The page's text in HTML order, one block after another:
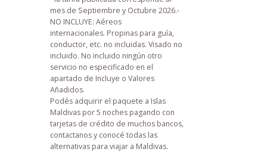
mes de Septiembre y Octubre 2026.-
NO INCLUYE: Aéreos
internacionales. Propinas para guía,
conductor, etc. no incluidas. Visado no
incluido. No incluido ningún otro
servicio no especificado en el
apartado de Incluye o Valores
Añadidos.
Podés adquirir el paquete a Islas
Maldivas por 5 noches pagando con
tarjetas de crédito de muchos bancos,
contactanos y conocé todas las
alternativas para viajar a Maldivas.